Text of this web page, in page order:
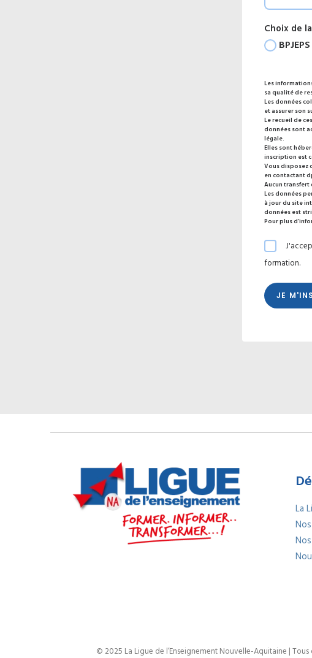
Choix de
Les
sa qualité de
Les données
et assurer son
Le recueil de
données sont
légale.
Elles sont
inscription est
Vous disposez
en contactant
Aucun transfert
Les données
à jour du site
données est
Pour plus
formation.
La
© 2025 La Ligue de l’Enseignement Nouvelle-Aquitaine | Tous